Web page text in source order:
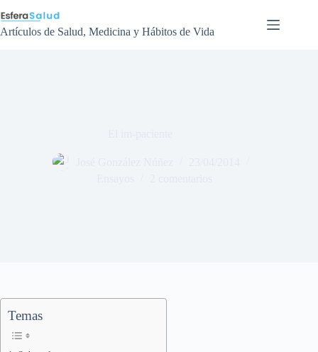
al
contenido
Artículos de Salud, Medicina y Hábitos de Vida
Temas